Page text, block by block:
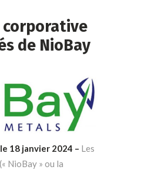
corporative
de NioBay
18 janvier 2024 – Les
NioBay » ou la